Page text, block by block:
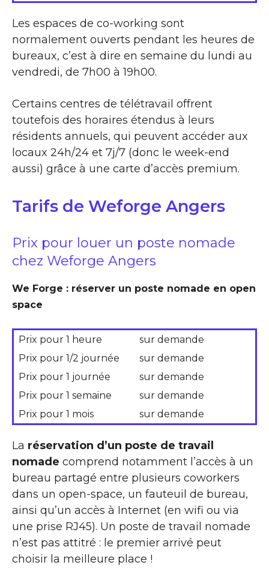
Les espaces de co-working sont
normalement ouverts pendant les heures de
bureaux, c’est à dire en semaine du lundi au
vendredi, de 7h00 à 19h00.
Certains centres de télétravail offrent
toutefois des horaires étendus à leurs
résidents annuels, qui peuvent accéder aux
locaux 24h/24 et 7j/7 (donc le week-end
aussi) grâce à une carte d’accès premium.
Tarifs de Weforge Angers
Prix pour louer un poste nomade
chez Weforge Angers
We Forge : réserver un poste nomade en open
space
Prix pour 1 heure
sur demande
Prix pour 1/2 journée
sur demande
Prix pour 1 journée
sur demande
Prix pour 1 semaine
sur demande
Prix pour 1 mois
sur demande
La réservation d’un poste de travail
nomade comprend notamment l’accès à un
bureau partagé entre plusieurs coworkers
dans un open-space, un fauteuil de bureau,
ainsi qu’un accès à Internet (en wifi ou via
une prise RJ45). Un poste de travail nomade
n’est pas attitré : le premier arrivé peut
choisir la meilleure place !